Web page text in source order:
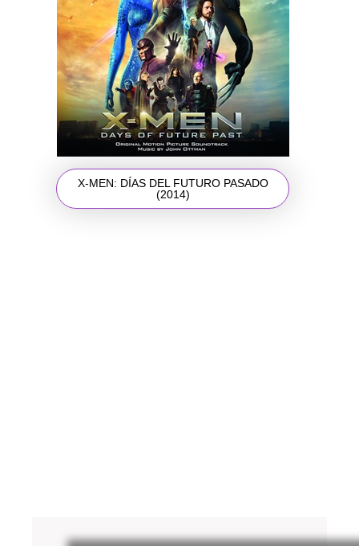
X-MEN: DÍAS DEL FUTURO PASADO
(2014)